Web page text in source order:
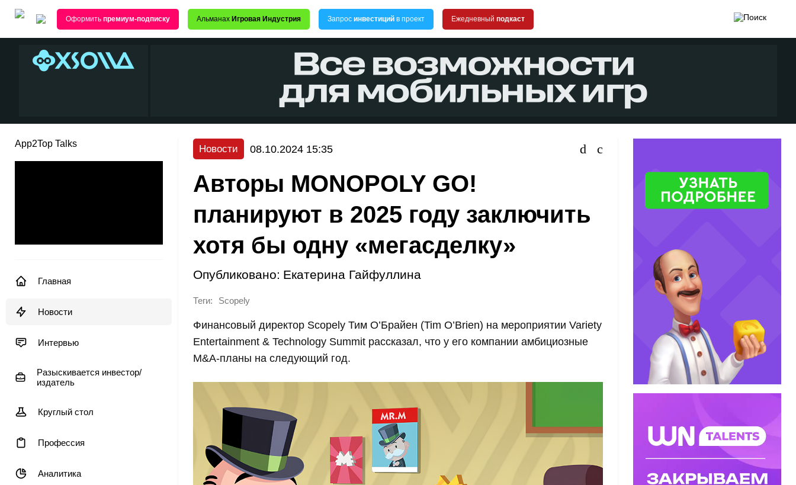
Оформить премиум-подписку Альманах Игровая Индустрия Запрос инвестиций в проект Ежедневный подкаст
App2Top Talks
Главная
Новости
Интервью
Разыскивается инвестор/
издатель
Круглый стол
Профессия
Аналитика
Новости 08.10.2024 15:35
Авторы MONOPOLY GO!
планируют в 2025 году заключить
хотя бы одну «мегасделку»
Опубликовано: Екатерина Гайфуллина
Теги: Scopely
Финансовый директор Scopely Тим О’Брайен (Tim O’Brien) на мероприятии Variety
Entertainment & Technology Summit рассказал, что у его компании амбициозные
M&A-планы на следующий год.